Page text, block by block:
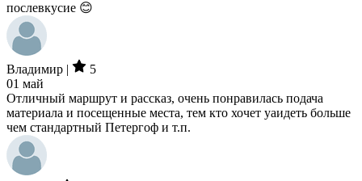
послевкусие 😊
Владимир |
5
01 май
Отличный маршрут и рассказ, очень понравилась подача
материала и посещенные места, тем кто хочет уаидеть больше
чем стандартный Петергоф и т.п.